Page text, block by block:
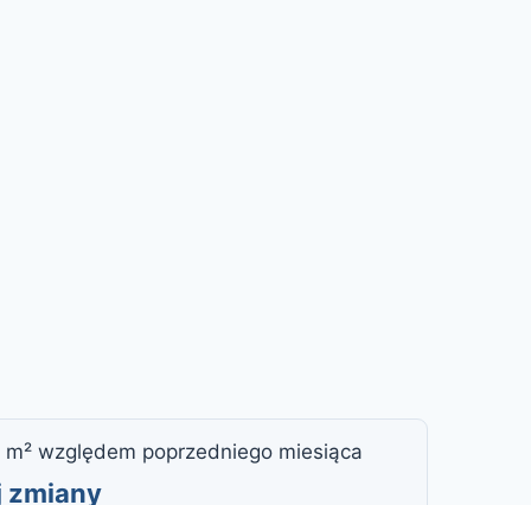
względem poprzedniego miesiąca
zmiany